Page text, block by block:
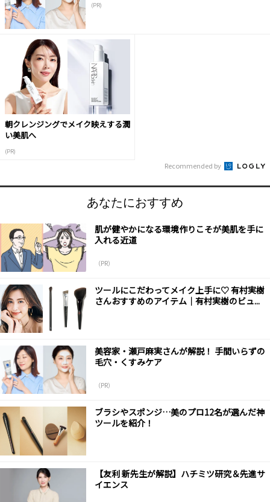
(PR)
朝クレンジングでメイク映えする潤
い美肌へ
(PR)
Recommended by
あなたにおすすめ
肌が健やかになる環境作りこそが美肌を手に
入れる近道
（PR）
ツールにこだわってメイク上手に♡ 有村実樹
さんおすすめのアイテム｜有村実樹のビュ...
美容家・瀬戸麻実さんが解説！ 手間いらずの
毛穴・くすみケア
（PR）
ブラシやスポンジ…美のプロ12名が選んだ神
ツールを紹介！
【友利 新先生が解説】ハチミツ研究＆先進サ
イエンス